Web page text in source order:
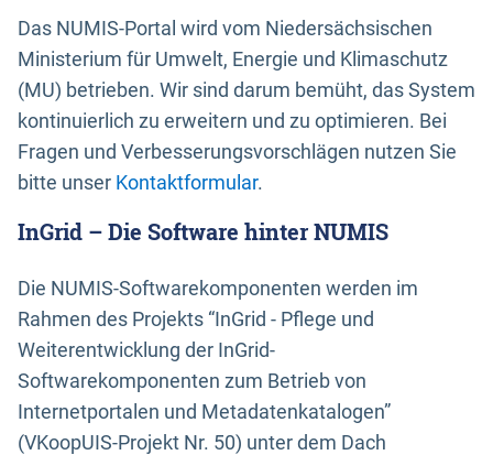
Das NUMIS-Portal wird vom Niedersächsischen
Ministerium für Umwelt, Energie und Klimaschutz
(MU) betrieben. Wir sind darum bemüht, das System
kontinuierlich zu erweitern und zu optimieren. Bei
Fragen und Verbesserungsvorschlägen nutzen Sie
bitte unser Kontaktformular.
InGrid – Die Software hinter NUMIS
Die NUMIS-Softwarekomponenten werden im
Rahmen des Projekts “InGrid - Pflege und
Weiterentwicklung der InGrid-
Softwarekomponenten zum Betrieb von
Internetportalen und Metadatenkatalogen”
(VKoopUIS-Projekt Nr. 50) unter dem Dach